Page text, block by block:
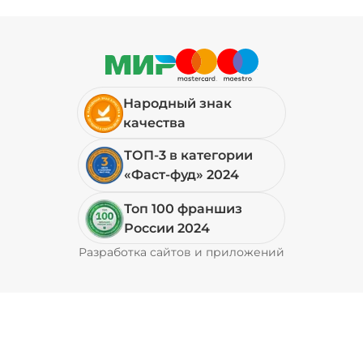
Народный знак
качества
ТОП-3 в категории
«Фаст-фуд» 2024
Топ 100 франшиз
России 2024
Разработка сайтов и приложений
Pyrobyte